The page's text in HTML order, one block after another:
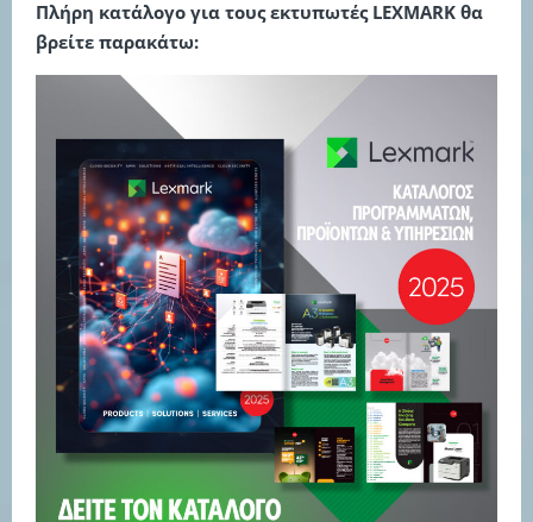
Πλήρη κατάλογο για τους εκτυπωτές LEXMARK θα
βρείτε παρακάτω: